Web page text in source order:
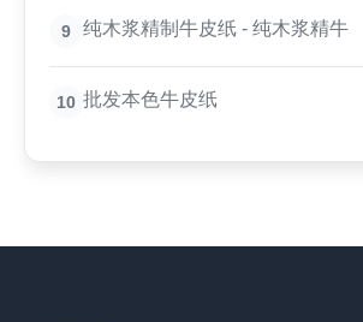
9 纯木浆精制牛皮纸 - 纯木浆精牛
10 批发本色牛皮纸